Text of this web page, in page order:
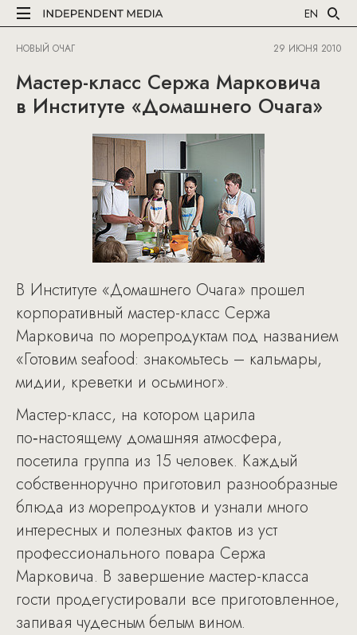
EN
НОВЫЙ ОЧАГ 29 ИЮНЯ 2010
Мастер-класс Сержа Марковича
в Институте «Домашнего Очага»
В Институте «Домашнего Очага» прошел
корпоративный мастер-класс Сержа
Марковича по морепродуктам под названием
«Готовим seafood: знакомьтесь – кальмары,
мидии, креветки и осьминог».
Мастер-класс, на котором царила
по‑настоящему домашняя атмосфера,
посетила группа из 15 человек. Каждый
собственноручно приготовил разнообразные
блюда из морепродуктов и узнали много
интересных и полезных фактов из уст
профессионального повара Сержа
Марковича. В завершение мастер-класса
гости продегустировали все приготовленное,
запивая чудесным белым вином.